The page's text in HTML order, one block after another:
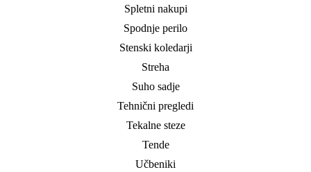
Spletni nakupi
Spodnje perilo
Stenski koledarji
Streha
Suho sadje
Tehnični pregledi
Tekalne steze
Tende
Učbeniki